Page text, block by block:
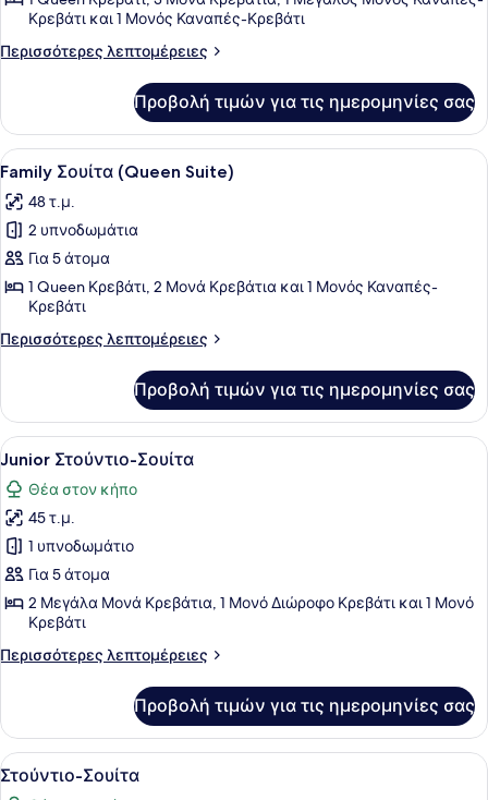
(King
Suite)
Κρεβάτι και 1 Μονός Καναπές-Κρεβάτι
Περισσότερες λεπτομέρειες
Περισσότερες
Σουίτα
(King
Suite)
Προβολή τιμών για τις ημερομηνίες σας
Προβολή
όλων
των
φωτογραφιών
για
Family
Σουίτα
(Queen
Ένα δωμάτιο ξενοδοχείου με ένα
10
Family Σουίτα (Queen Suite)
48 τ.μ.
2 υπνοδωμάτια
Για 5 άτομα
1 Queen Κρεβάτι, 2 Μονά Κρεβάτια και 1 Μονός Καναπές-
Κρεβάτι
Περισσότερες λεπτομέρειες
Περισσότερες
Σουίτα
(Queen
Suite)
Προβολή τιμών για τις ημερομηνίες σας
Προβολή
όλων
των
φωτογραφιών
για
Junior
Στούντιο-
Σουίτα
Ένα δωμάτιο ξενοδοχείου με ένα
7
Junior Στούντιο-Σουίτα
Θέα στον κήπο
45 τ.μ.
1 υπνοδωμάτιο
Για 5 άτομα
2 Μεγάλα Μονά Κρεβάτια, 1 Μονό Διώροφο Κρεβάτι και 1 Μονό
Κρεβάτι
Περισσότερες λεπτομέρειες
Περισσότερες
Στούντιο-
Σουίτα
Προβολή τιμών για τις ημερομηνίες σας
Προβολή
όλων
Ένα δωμάτιο ξενοδοχείου με
6
Στούντιο-Σουίτα